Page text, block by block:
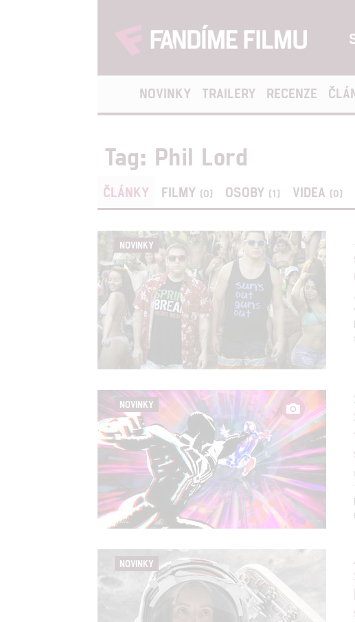
NOVINKY TRAILERY RECENZE
Tag: Phil Lord
ČLÁNKY FILMY (0) OSOBY (1) VIDEA (0)
NOVINKY
NOVINKY
NOVINKY